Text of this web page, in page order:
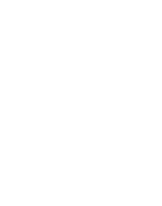
Prin parcurgerea
dorim să ne
elementele care
subiectele de
Pe baza
construi atât
și cele de tip
expresivitate,
ale
doar câteva
pot fi vizate de